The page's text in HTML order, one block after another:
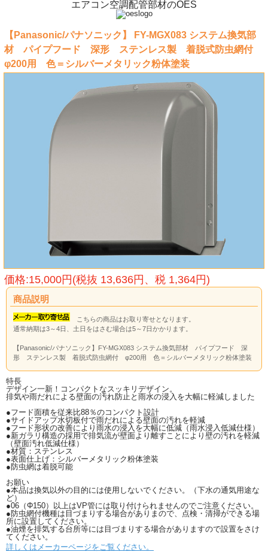
エアコン空調配管部材のOES
【Panasonic/パナソニック】 FY-MGX083 システム換気部
材 パイプフード 深形 ステンレス製 着脱式防虫網付
φ200用 色＝シルバーメタリック粉体塗装
価格:15,000円(税抜 13,636円、税 1,364円)
商品説明
こちらの商品はお取り寄せとなります。
通常納期は3～4日、土日をはさむ場合は5～7日かかります。
【Panasonic/パナソニック】FY-MGX083 システム換気部材 パイプフード 深
形 ステンレス製 着脱式防虫網付 φ200用 色＝シルバーメタリック粉体塗装
特長
デザイン一新！コンパクトなスッキリデザイン。
排気や雨だれによる壁面の汚れ防止と雨水の浸入を大幅に軽減しました
●フード面積を従来比88％のコンパクト設計
●サイドアップ水切板付で雨だれによる壁面の汚れを軽減
●フード形状の改善により雨水の浸入を大幅に低減（雨水浸入低減仕様）
●新ガラリ構造の採用で排気流が壁面より離すことにより壁の汚れを軽減
（壁面汚れ低減仕様）
●材質：ステンレス
●表面仕上げ：シルバーメタリック粉体塗装
●防虫網は着脱可能
お願い
●本品は換気以外の目的には使用しないでください。（下水の通気用途な
ど）
●06（Φ150）以上はVP管には取り付けられませんのでご注意ください。
●防虫網付機種は目づまりする場合がありまので、点検・清掃ができる場
所に設置してください。
●油煙を排気する台所等には目づまりする場合がありますので設置をさけ
てください。
詳しくはメーカーページをご覧ください。